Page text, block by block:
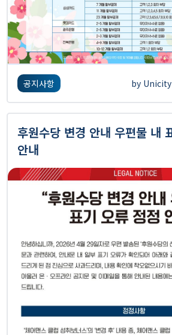
공지사항 by
후원수당 변경 안내 우편물 내
안내